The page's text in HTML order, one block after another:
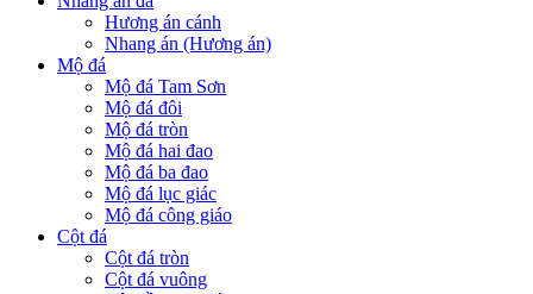
Hương án cánh
Nhang án (Hương án)
Mộ đá
Mộ đá Tam Sơn
Mộ đá đôi
Mộ đá tròn
Mộ đá hai đao
Mộ đá ba đao
Mộ đá lục giác
Mộ đá công giáo
Cột đá
Cột đá tròn
Cột đá vuông